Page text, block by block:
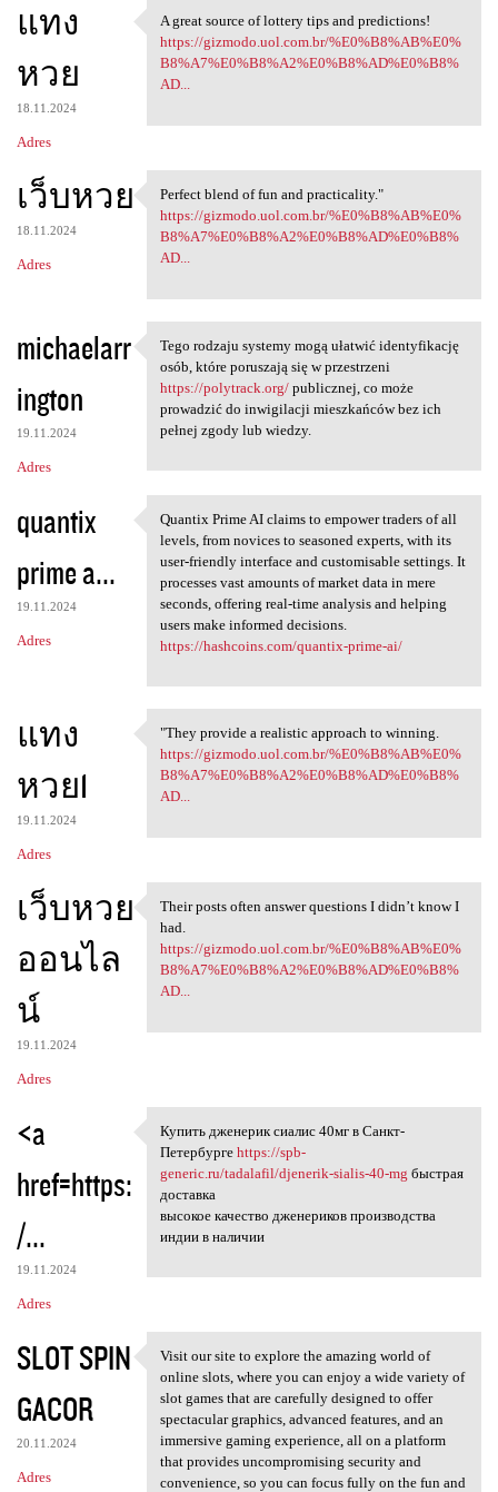
แทง
หวย
18.11.2024
Adres
A great source of lottery
A great source of lottery tips and predictions!
https://gizmodo.uol.com.br/%E0%B8%AB%E0%
B8%A7%E0%B8%A2%E0%B8%AD%E0%B8%
AD...
เว็บหวย
18.11.2024
Adres
Perfect blend of fun and
Perfect blend of fun and practicality."
https://gizmodo.uol.com.br/%E0%B8%AB%E0%
B8%A7%E0%B8%A2%E0%B8%AD%E0%B8%
AD...
michaelarr
ington
19.11.2024
Adres
Tego rodzaju systemy mogą
Tego rodzaju systemy mogą ułatwić identyfikację
osób, które poruszają się w przestrzeni
https://polytrack.org/publicznej, co może
prowadzić do inwigilacji mieszkańców bez ich
pełnej zgody lub wiedzy.
quantix
prime a...
19.11.2024
Adres
Quantix Prime AI claims to
Quantix Prime AI claims to empower traders of all
levels, from novices to seasoned experts, with its
user-friendly interface and customisable settings. It
processes vast amounts of market data in mere
seconds, offering real-time analysis and helping
users make informed decisions.
https://hashcoins.com/quantix-prime-ai/
แทง
หวย1
19.11.2024
Adres
"They provide a realistic
"They provide a realistic approach to winning.
https://gizmodo.uol.com.br/%E0%B8%AB%E0%
B8%A7%E0%B8%A2%E0%B8%AD%E0%B8%
AD...
เว็บหวย
ออนไล
น์
19.11.2024
Adres
Their posts often answer
Their posts often answer questions I didn’t know I
had.
https://gizmodo.uol.com.br/%E0%B8%AB%E0%
B8%A7%E0%B8%A2%E0%B8%AD%E0%B8%
AD...
<a
href=https:
/...
19.11.2024
Adres
Купить дженерик сиалис 40мг в
Купить дженерик сиалис 40мг в Санкт-
Петербурге https://spb-
generic.ru/tadalafil/djenerik-sialis-40-mg быстрая
доставка
высокое качество дженериков производства
индии в наличии
SLOT SPIN
GACOR
20.11.2024
Adres
Visit our site to explore the
Visit our site to explore the amazing world of
online slots, where you can enjoy a wide variety of
slot games that are carefully designed to offer
spectacular graphics, advanced features, and an
immersive gaming experience, all on a platform
that provides uncompromising security and
convenience, so you can focus fully on the fun and